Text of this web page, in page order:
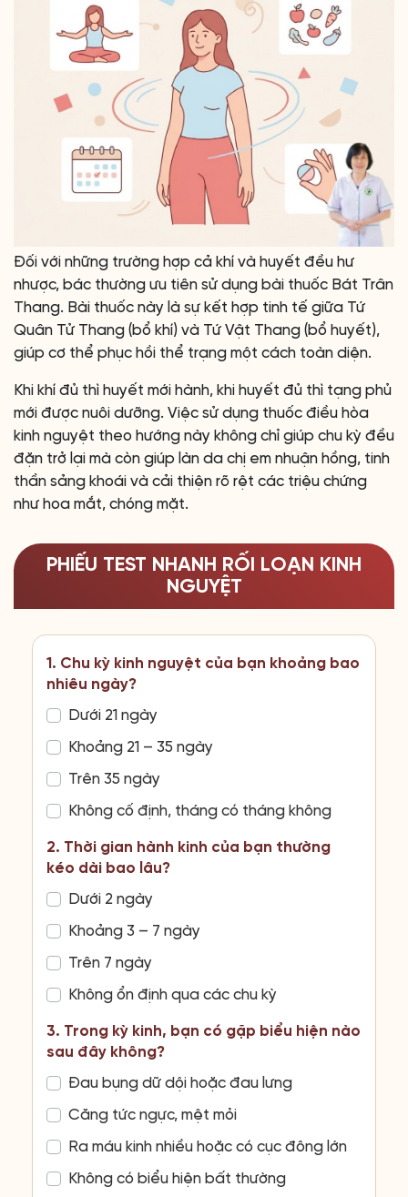
Đối với những trường hợp cả khí và huyết đều hư
nhược, bác thường ưu tiên sử dụng bài thuốc Bát Trân
Thang. Bài thuốc này là sự kết hợp tinh tế giữa Tứ
Quân Tử Thang (bổ khí) và Tứ Vật Thang (bổ huyết),
giúp cơ thể phục hồi thể trạng một cách toàn diện.
Khi khí đủ thì huyết mới hành, khi huyết đủ thì tạng phủ
mới được nuôi dưỡng. Việc sử dụng thuốc điều hòa
kinh nguyệt theo hướng này không chỉ giúp chu kỳ đều
đặn trở lại mà còn giúp làn da chị em nhuận hồng, tinh
thần sảng khoái và cải thiện rõ rệt các triệu chứng
như hoa mắt, chóng mặt.
PHIẾU TEST NHANH RỐI LOẠN KINH
NGUYỆT
1. Chu kỳ kinh nguyệt của bạn khoảng bao
nhiêu ngày?
Dưới 21 ngày
Khoảng 21 – 35 ngày
Trên 35 ngày
Không cố định, tháng có tháng không
2. Thời gian hành kinh của bạn thường
kéo dài bao lâu?
Dưới 2 ngày
Khoảng 3 – 7 ngày
Trên 7 ngày
Không ổn định qua các chu kỳ
3. Trong kỳ kinh, bạn có gặp biểu hiện nào
sau đây không?
Đau bụng dữ dội hoặc đau lưng
Căng tức ngực, mệt mỏi
Ra máu kinh nhiều hoặc có cục đông lớn
Không có biểu hiện bất thường